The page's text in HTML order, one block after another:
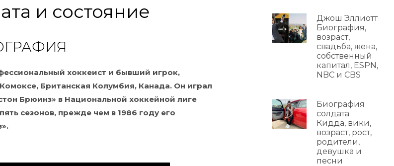
и состояние
хоккеист и бывший игрок,
Британская Колумбия, Канада. Он играл
Брюинз» в Национальной хоккейной лиге
сезонов, прежде чем в 1986 году его
Джош Эллиотт
Биография,
возраст,
свадьба, жена,
собственный
капитал, ESPN,
NBC и CBS
Биография
солдата
Кидда, вики,
возраст, рост,
родители,
девушка и
песни